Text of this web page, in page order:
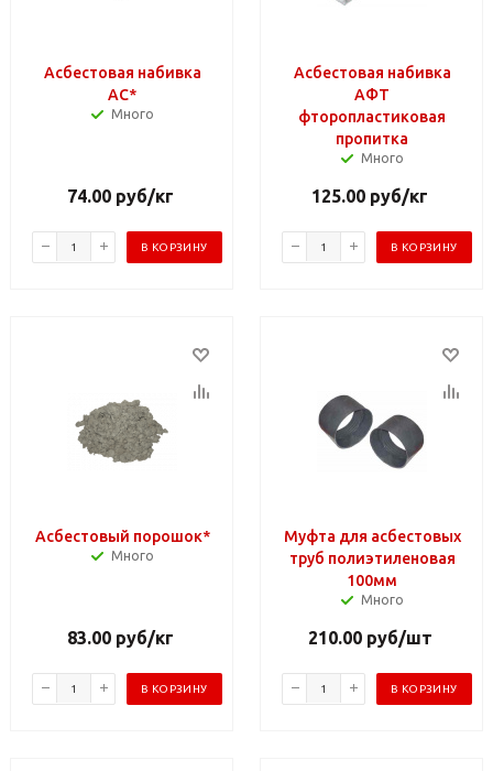
Асбестовая набивка
АС*
Много
74.00руб/кг
В КОРЗИНУ
Асбестовая набивка
АФТ
фторопластиковая
пропитка
Много
125.00 руб/кг
В КОРЗИНУ
Асбестовый порошок*
Много
83.00руб/кг
В КОРЗИНУ
Муфта для асбестовых
труб полиэтиленовая
100мм
Много
210.00руб/шт
В КОРЗИНУ